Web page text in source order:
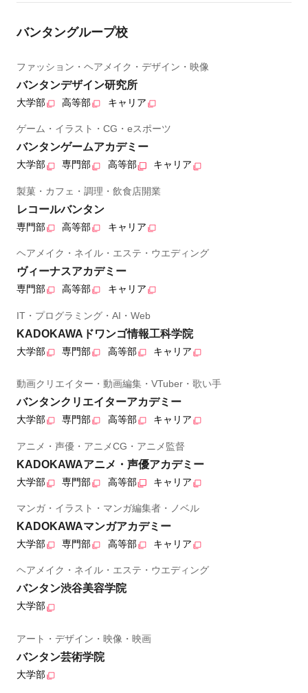
バンタングループ校
ファッション・ヘアメイク・デザイン・映像
バンタンデザイン研究所
大学部 高等部 キャリア
ゲーム・イラスト・CG・eスポーツ
バンタンゲームアカデミー
大学部 専門部 高等部 キャリア
製菓・カフェ・調理・飲食店開業
レコールバンタン
専門部 高等部 キャリア
ヘアメイク・ネイル・エステ・ウエディング
ヴィーナスアカデミー
専門部 高等部 キャリア
IT・プログラミング・AI・Web
KADOKAWAドワンゴ情報工科学院
大学部 専門部 高等部 キャリア
動画クリエイター・動画編集・VTuber・歌い手
バンタンクリエイターアカデミー
大学部 専門部 高等部 キャリア
アニメ・声優・アニメCG・アニメ監督
KADOKAWAアニメ・声優アカデミー
大学部 専門部 高等部 キャリア
マンガ・イラスト・マンガ編集者・ノベル
KADOKAWAマンガアカデミー
大学部 専門部 高等部 キャリア
ヘアメイク・ネイル・エステ・ウエディング
バンタン渋谷美容学院
大学部
アート・デザイン・映像・映画
バンタン芸術学院
大学部